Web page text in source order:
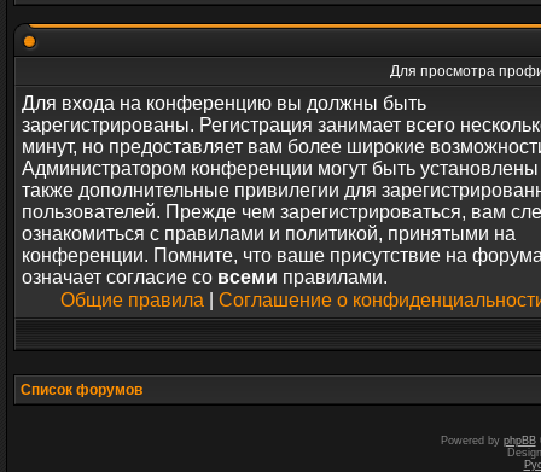
Для просмотра
Для входа на конференцию вы должны быть
зарегистрированы. Регистрация занимает всего
минут, но предоставляет вам более широкие
Администратором конференции могут быть установлены
также дополнительные привилегии для
пользователей. Прежде чем зарегистрироваться, вам
ознакомиться с правилами и политикой, принятыми на
конференции. Помните, что ваше присутствие на
означает согласие со всеми правилами.
Общие правила
Соглашение о
Список форумов
Powered by phpBB